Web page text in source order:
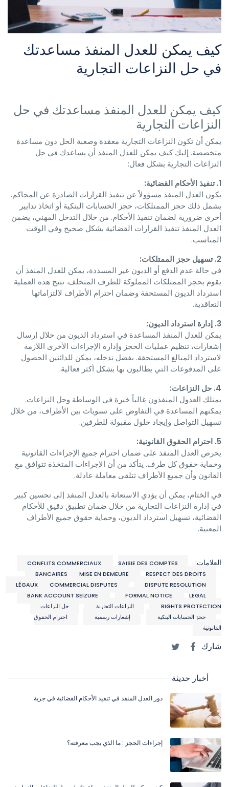
كيف يمكن للعدل المنفذ مساعدتك
في حل النزاعات التجارية
كيف يمكن للعدل المنفذ مساعدتك في حل
النزاعات التجارية
يمكن أن تكون النزاعات التجارية معقدة وصعبة الحل دون مساعدة
متخصصة. إليك كيف يمكن للعدل المنفذ أن يساعدك في حل
النزاعات التجارية بشكل فعال:
1. تنفيذ الأحكام القضائية:
يكون العدل المنفذ مسؤولاً عن تنفيذ القرارات الصادرة عن المحاكم.
يشمل ذلك حجز الممتلكات، حجز الحسابات البنكية أو اتخاذ تدابير
أخرى ضرورية لضمان تنفيذ الأحكام. من خلال التدخل المهني، يضمن
العدل المنفذ تنفيذ القرارات القضائية بشكل صحيح وفي الوقت
المناسب.
2. تسهيل حجز الممتلكات:
في حالة عدم الدفع أو الديون غير المسددة، يمكن للعدل المنفذ أن
يقوم بحجز الممتلكات المملوكة للطرف المتخلف. تتيح هذه العملية
استرداد الديون المستحقة وضمان احترام الأطراف لالتزاماتها
التعاقدية.
3. إدارة استرداد الديون:
يمكن للعدل المنفذ المساعدة في استرداد الديون من خلال إرسال
إشعارات، تنظيم عمليات الحجز وإدارة الإجراءات الأخرى اللازمة
لاسترداد المبالغ المستحقة. بفضل تدخله، يمكن للدائنين الحصول
على المدفوعات التي يطالبون بها بشكل أكثر فعالية.
4. حل النزاعات:
يمتلك العدول المنفذون غالباً خبرة في الوساطة وحل النزاعات.
يمكنهم المساعدة في التفاوض على تسويات بين الأطراف، من خلال
تسهيل التواصل وإيجاد حلول مقبولة للطرفين.
5. احترام الحقوق القانونية:
يحرص العدل المنفذ على ضمان احترام جميع الإجراءات القانونية
وحماية حقوق كل طرف. يتأكد من أن الإجراءات المتخذة تتوافق مع
القانون وأن جميع الأطراف تتلقى معاملة عادلة.
في الختام، يمكن أن يؤدي الاستعانة بالعدل المنفذ إلى تحسين كبير
في إدارة النزاعات التجارية من خلال ضمان تطبيق دقيق للأحكام
القضائية، تسهيل استرداد الديون، وحماية حقوق جميع الأطراف
المعنية.
العلامات: CONFLITS COMMERCIAUX
SAISIE DES COMPTES
BANCAIRES
MISE EN DEMEURE
RESPECT DES DROITS
LÉGAUX
COMMERCIAL DISPUTES
DISPUTE RESOLUTION
BANK ACCOUNT SEIZURE
FORMAL NOTICE
LEGAL
RIGHTS PROTECTION
النزاعات التجارية
حل النزاعات
حجز الحسابات البنكية
إشعارات رسمية
احترام الحقوق
القانونية
شارك
أخبار حديثة
دور العدل المنفذ في تنفيذ الأحكام القضائية في جربة
إجراءات الحجز : ما الذي يجب معرفته؟